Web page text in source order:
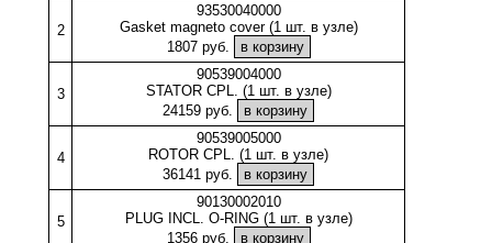
2
93530040000
Gasket magneto cover (1 шт. в узле)
1807 руб.
3
90539004000
STATOR CPL. (1 шт. в узле)
24159 руб.
4
90539005000
ROTOR CPL. (1 шт. в узле)
36141 руб.
5
90130002010
PLUG INCL. O-RING (1 шт. в узле)
1356 руб.